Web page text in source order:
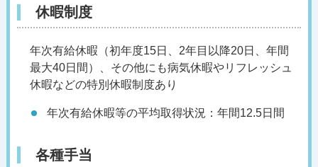
休暇制度
年次有給休暇（初年度15日、2年目以降20日、年間
最大40日間）、その他にも病気休暇やリフレッシュ
休暇などの特別休暇制度あり
年次有給休暇等の平均取得状況：年間12.5日間
各種手当